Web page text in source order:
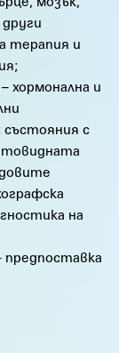
терапия и
хормонална и
състояния с
на